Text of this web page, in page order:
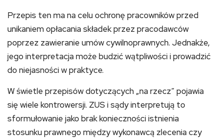
Przepis ten ma na celu ochronę pracowników przed
unikaniem opłacania składek przez pracodawców
poprzez zawieranie umów cywilnoprawnych. Jednakże,
jego interpretacja może budzić wątpliwości i prowadzić
do niejasności w praktyce.
W świetle przepisów dotyczących „na rzecz” pojawia
się wiele kontrowersji. ZUS i sądy interpretują to
sformułowanie jako brak konieczności istnienia
stosunku prawnego między wykonawcą zlecenia czy